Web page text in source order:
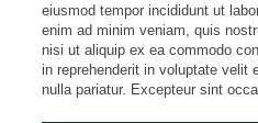
eiusmod tempor incididunt ut
enim ad minim veniam, quis
nisi ut aliquip ex ea commodo
in reprehenderit in voluptate velit
nulla pariatur. Excepteur sint